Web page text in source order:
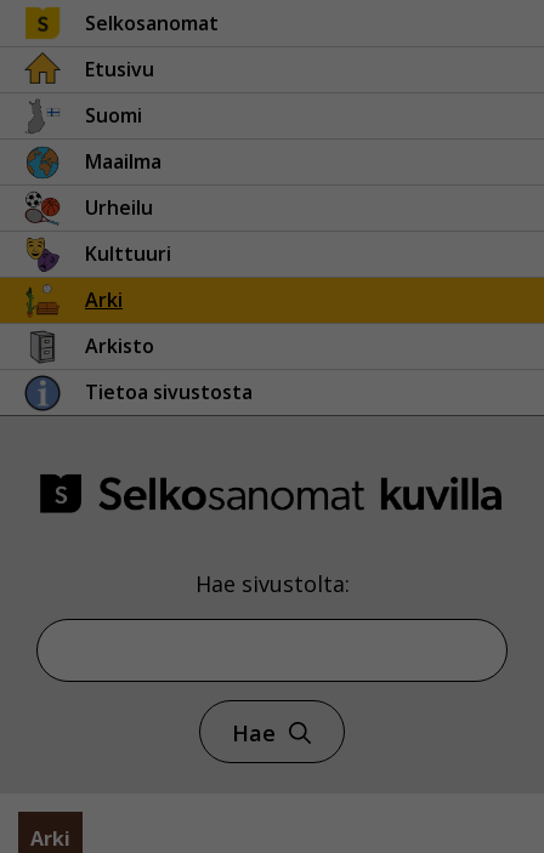
Selkosanomat
Etusivu
Suomi
Maailma
Urheilu
Kulttuuri
Arki
Arkisto
Tietoa sivustosta
Hae sivustolta:
Hae
Arki